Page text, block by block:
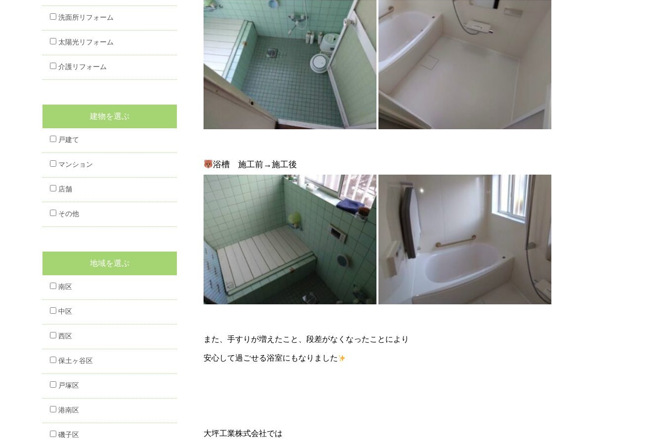
浴槽 施工前→施工後
また、手すりが増えたこと、段差がなくなったことにより
安心して過ごせる浴室にもなりました
大坪工業株式会社では
洗面所リフォーム
太陽光リフォーム
介護リフォーム
建物を選ぶ
戸建て
マンション
店舗
その他
地域を選ぶ
南区
中区
西区
保土ヶ谷区
戸塚区
港南区
磯子区